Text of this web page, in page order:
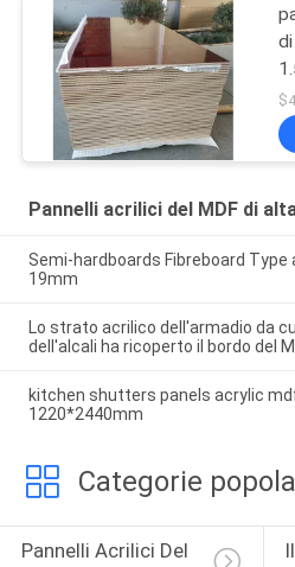
Pannelli acrilici del MDF di
Semi-hardboards Fibreboard
19mm
Lo strato acrilico dell'armadio da
dell'alcali ha ricoperto il bordo del
kitchen shutters panels acrylic
1220*2440mm
Categorie
Pannelli Acrilici Del